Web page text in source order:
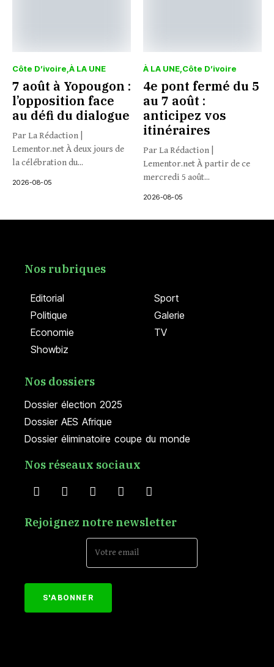
Côte D’ivoire À LA UNE
7 août à Yopougon :
l’opposition face
au défi du dialogue
Par La Rédaction |
Lementor.net À deux jours de
la célébration du...
2026-08-05
À LA UNE Côte D’ivoire
4e pont fermé du 5
au 7 août :
anticipez vos
itinéraires
Par La Rédaction |
Lementor.net À partir de ce
mercredi 5 août...
2026-08-05
Editorial
Politique
Economie
Showbiz
Sport
Galerie
TV
Nos rubriques
Dossier élection 2025
Dossier AES Afrique
Dossier éliminatoire coupe du monde
Nos dossiers
Nos réseaux sociaux
Rejoignez notre newsletter